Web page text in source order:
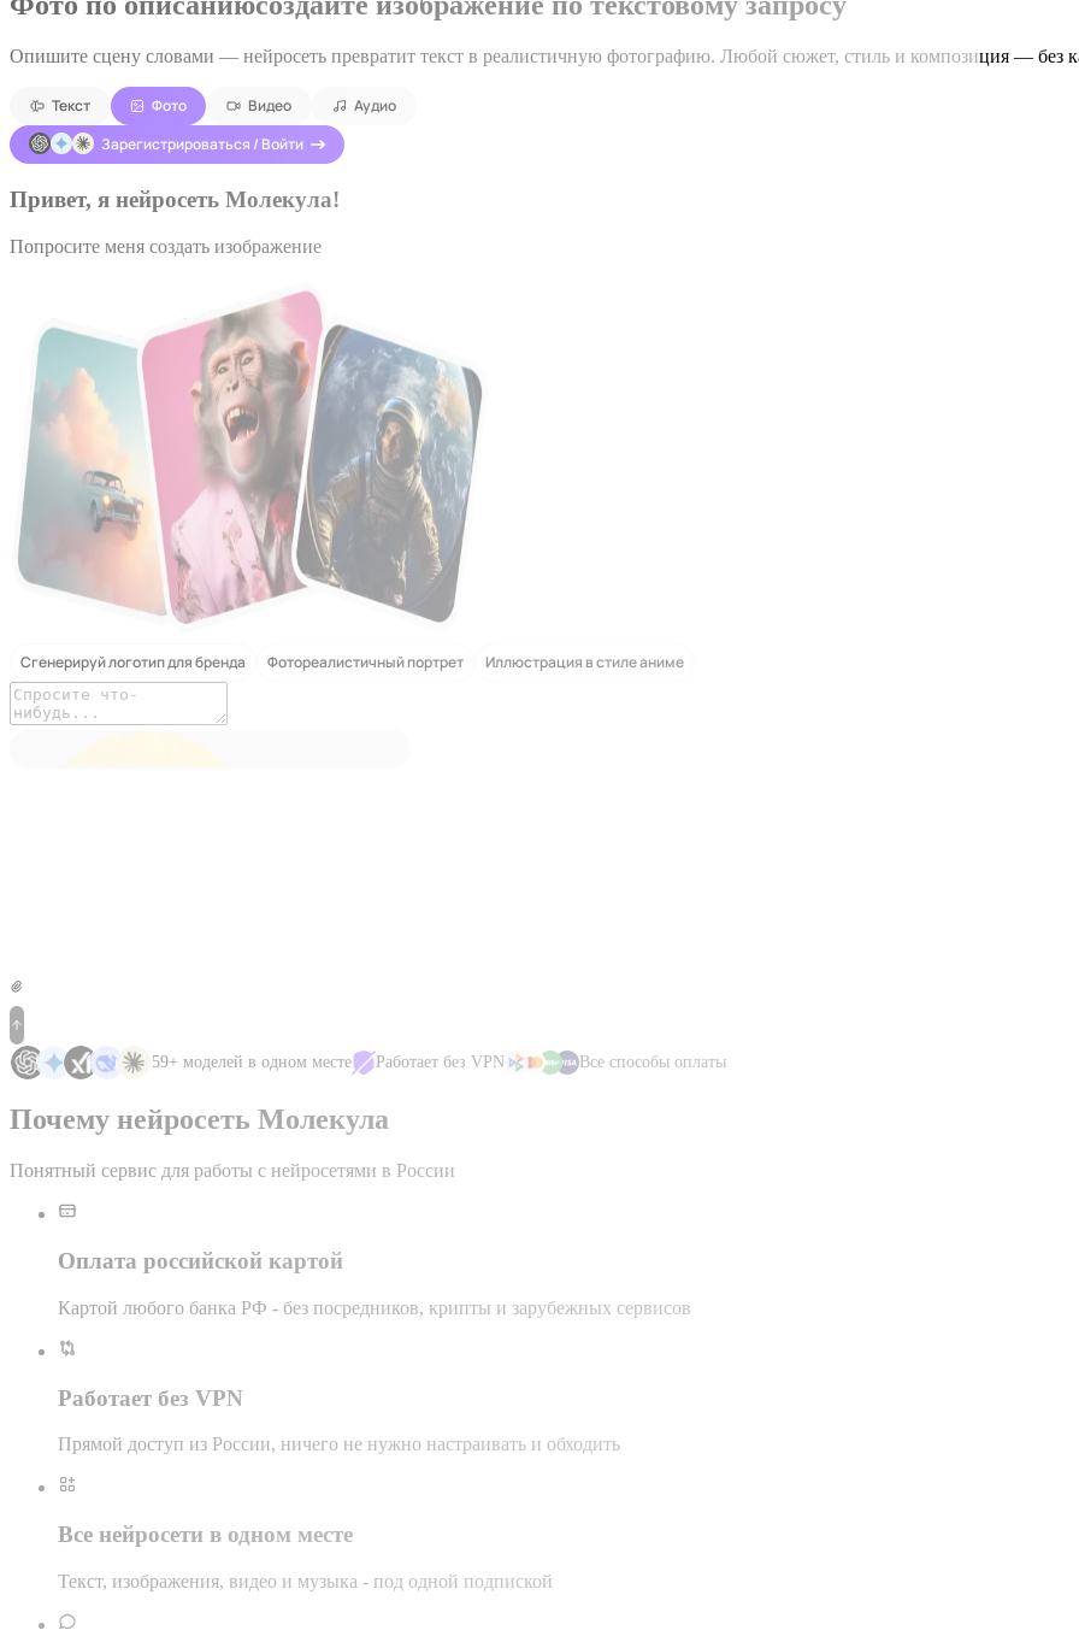
Опишите сцену словами — нейросеть превратит текст в реалистичную фотографию. Любой сюжет, стиль и композиция — без
Текст Фото Видео
Аудио
Зарегистрироваться / Войти
Привет, я нейросеть Молекула!
Попросите меня создать изображение
Сгенерируй логотип для бренда Фотореалистичный портрет Иллюстрация в стиле аниме
59+ моделей в одном месте Работает без VPN Все способы оплаты
Почему нейросеть Молекула
Понятный сервис для работы с нейросетями в России
Оплата российской картой
Картой любого банка РФ - без посредников, крипты и зарубежных сервисов
Работает без VPN
Прямой доступ из России, ничего не нужно настраивать и обходить
Все нейросети в одном месте
Текст, изображения, видео и музыка - под одной подпиской